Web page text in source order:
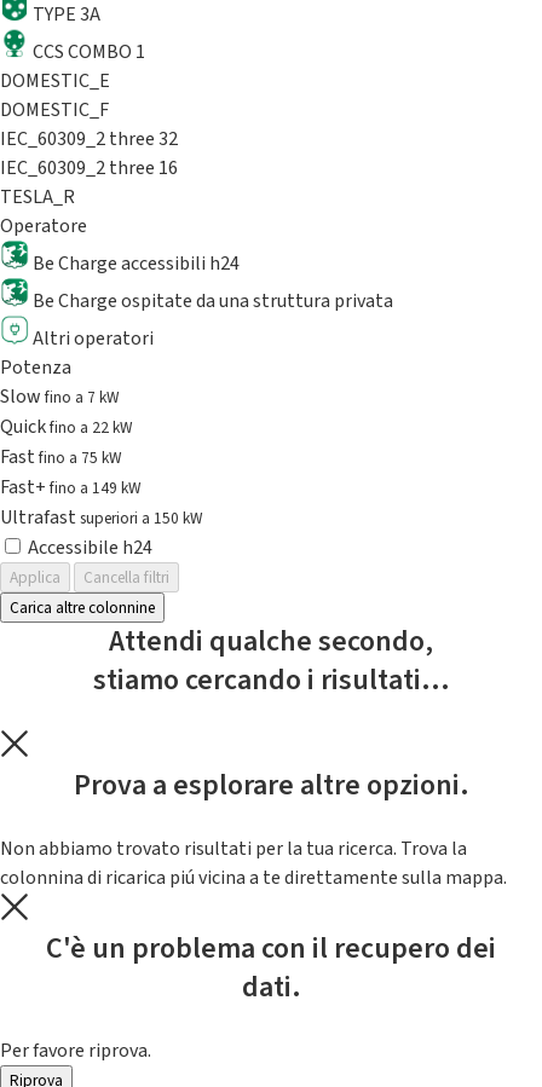
TYPE 3A
CCS COMBO 1
DOMESTIC_E
DOMESTIC_F
IEC_60309_2 three 32
IEC_60309_2 three 16
TESLA_R
Operatore
Be Charge accessibili h24
Be Charge ospitate da una struttura privata
Altri operatori
Potenza
Slowfino a 7 kW
Quickfino a 22 kW
Fastfino a 75 kW
Fast+fino a 149 kW
Ultrafast superiori a 150 kW
Accessibile h24
Applica
Cancella filtri
Carica altre colonnine
Attendi qualche secondo,
stiamo cercando i risultati...
Prova a esplorare altre opzioni.
Non abbiamo trovato risultati per la tua ricerca. Trova la
colonnina di ricarica piú vicina a te direttamente sulla mappa.
C'è un problema con il recupero dei
dati.
Per favore riprova.
Riprova